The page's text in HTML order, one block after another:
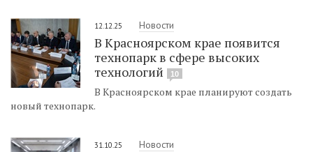
12.12.25 Новости
В Красноярском крае появится
технопарк в сфере высоких
технологий
10
В Красноярском крае планируют создать
новый технопарк.
31.10.25 Новости